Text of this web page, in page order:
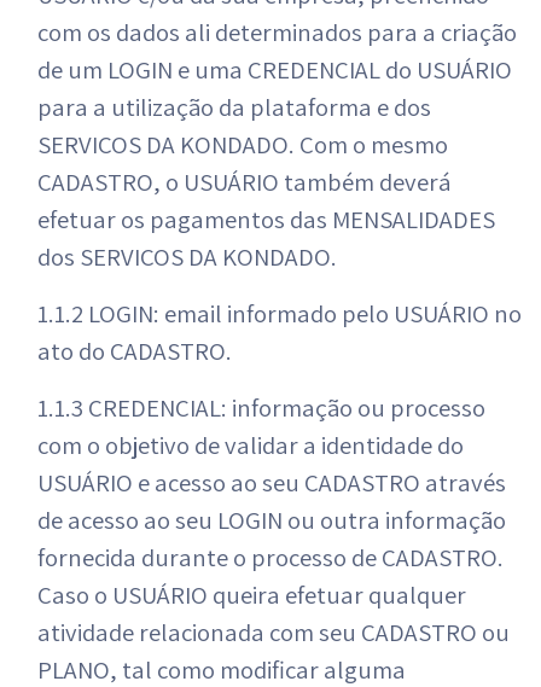
com os dados ali determinados para a criação
de um LOGIN e uma CREDENCIAL do USUÁRIO
para a utilização da plataforma e dos
SERVIÇOS DA KONDADO. Com o mesmo
CADASTRO, o USUÁRIO também deverá
efetuar os pagamentos das MENSALIDADES
dos SERVIÇOS DA KONDADO.
1.1.2 LOGIN: email informado pelo USUÁRIO no
ato do CADASTRO.
1.1.3 CREDENCIAL: informação ou processo
com o objetivo de validar a identidade do
USUÁRIO e acesso ao seu CADASTRO através
de acesso ao seu LOGIN ou outra informação
fornecida durante o processo de CADASTRO.
Caso o USUÁRIO queira efetuar qualquer
atividade relacionada com seu CADASTRO ou
PLANO, tal como modificar alguma